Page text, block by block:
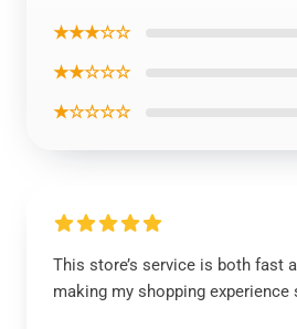
★★★☆☆
★★☆☆☆
★☆☆☆☆
This store’s service is both fast
making my shopping experience